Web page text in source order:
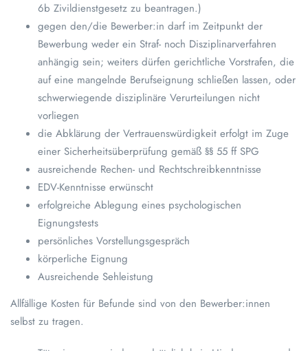
6b Zivildienstgesetz zu beantragen.)
gegen den/die Bewerber:in darf im Zeitpunkt der
Bewerbung weder ein Straf- noch Disziplinarverfahren
anhängig sein; weiters dürfen gerichtliche Vorstrafen, die
auf eine mangelnde Berufseignung schließen lassen, oder
schwerwiegende disziplinäre Verurteilungen nicht
vorliegen
die Abklärung der Vertrauenswürdigkeit erfolgt im Zuge
einer Sicherheitsüberprüfung gemäß §§ 55 ff SPG
ausreichende Rechen- und Rechtschreibkenntnisse
EDV-Kenntnisse erwünscht
erfolgreiche Ablegung eines psychologischen
Eignungstests
persönliches Vorstellungsgespräch
körperliche Eignung
Ausreichende Sehleistung
Allfällige Kosten für Befunde sind von den Bewerber:innen
selbst zu tragen.